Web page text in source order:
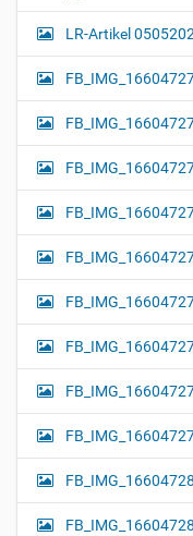
LR-Artikel